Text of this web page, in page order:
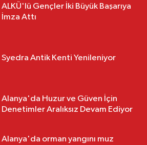
ALKÜ'lü Gençler İki Büyük Başarıya
İmza Attı
Syedra Antik Kenti Yenileniyor
Alanya'da Huzur ve Güven İçin
Denetimler Aralıksız Devam Ediyor
Alanya'da orman yangını muz